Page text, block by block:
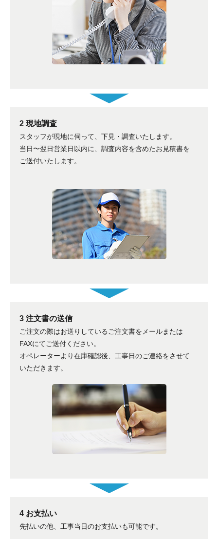
2 現地調査
スタッフが現地に伺って、下見・調査いたします。
当日〜翌日営業日以内に、調査内容を含めたお見積書を
ご送付いたします。
3 注文書の送信
ご注文の際はお送りしているご注文書をメールまたは
FAXにてご送付ください。
オペレーターより在庫確認後、工事日のご連絡をさせて
いただきます。
4 お支払い
先払いの他、工事当日のお支払いも可能です。